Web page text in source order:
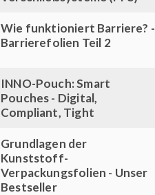
Wie funktioniert Barriere? -
Barrierefolien Teil 2
INNO-Pouch: Smart
Pouches - Digital,
Compliant, Tight
Grundlagen der
Kunststoff-
Verpackungsfolien - Unser
Bestseller